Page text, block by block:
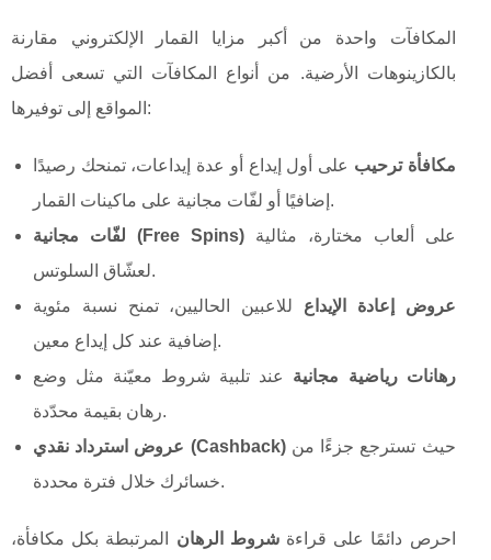
المكافآت واحدة من أكبر مزايا القمار الإلكتروني مقارنة
بالكازينوهات الأرضية. من أنواع المكافآت التي تسعى أفضل
المواقع إلى توفيرها:
مكافأة ترحيب على أول إيداع أو عدة إيداعات، تمنحك رصيدًا
إضافيًا أو لفّات مجانية على ماكينات القمار.
لفّات مجانية (Free Spins)على ألعاب مختارة، مثالية
لعشّاق السلوتس.
عروض إعادة الإيداع للاعبين الحاليين، تمنح نسبة مئوية
إضافية عند كل إيداع معين.
رهانات رياضية مجانية عند تلبية شروط معيّنة مثل وضع
رهان بقيمة محدّدة.
عروض استرداد نقدي (Cashback)حيث تسترجع جزءًا من
خسائرك خلال فترة محددة.
احرص دائمًا على قراءةشروط الرهان المرتبطة بكل مكافأة،